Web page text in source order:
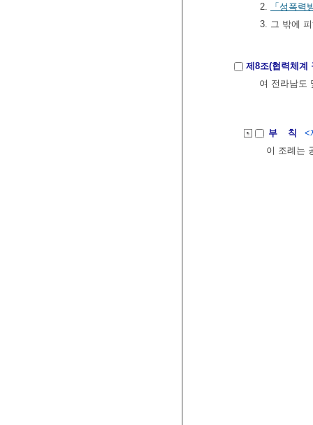
2.
「성폭
3. 그 밖에
제8조(협력체계
여 전라남도
부 칙
<
이 조례는